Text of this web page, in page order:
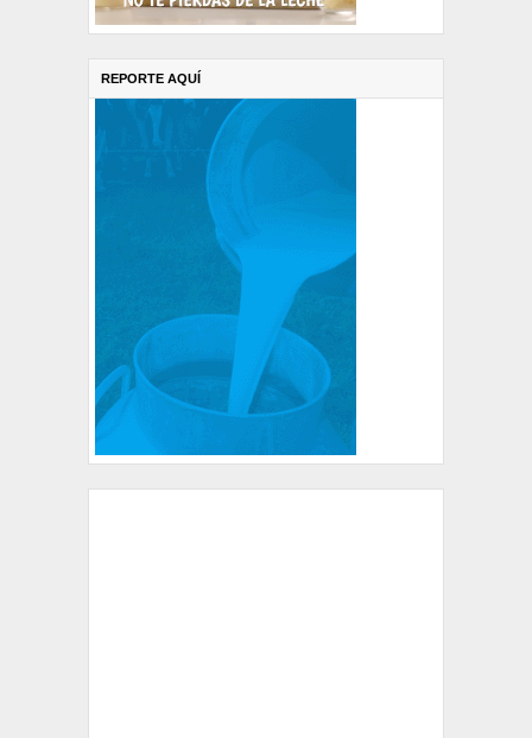
REPORTE AQUÍ